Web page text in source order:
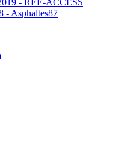
- REE-ACCESS
- Asphaltes87